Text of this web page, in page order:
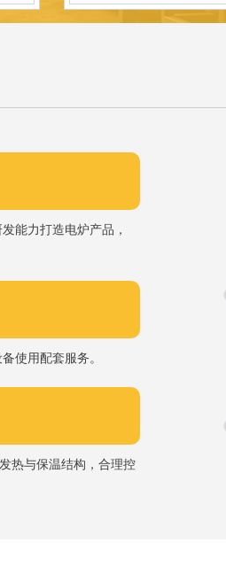
能力打造电炉产品，
使用配套服务。
热与保温结构，合理控